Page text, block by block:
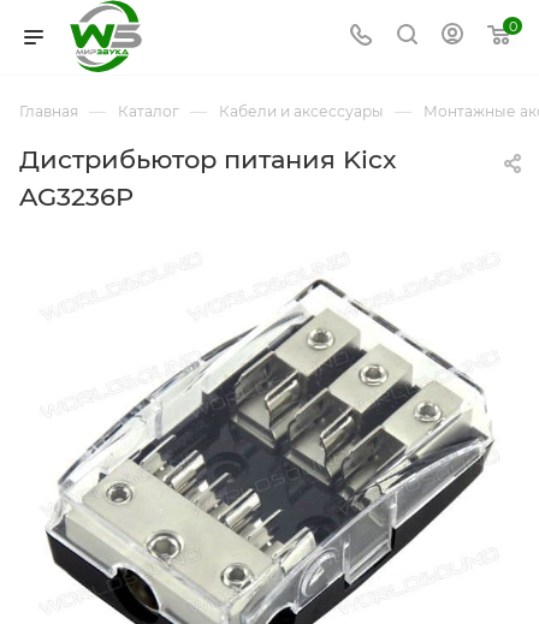
0
Главная — Каталог — Кабели и аксессуары — Монтажные
Дистрибьютор питания Kicx
AG3236P